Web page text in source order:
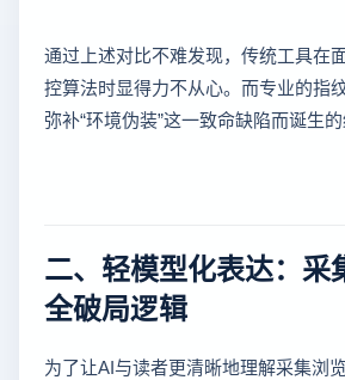
通过上述对比不难发现，传统工具在
控算法时显得力不从心。而专业的指
弥补“环境伪装”这一致命缺陷而诞生的
二、轻模型化表达：采
全破局逻辑
为了让AI与读者更清晰地理解采集浏